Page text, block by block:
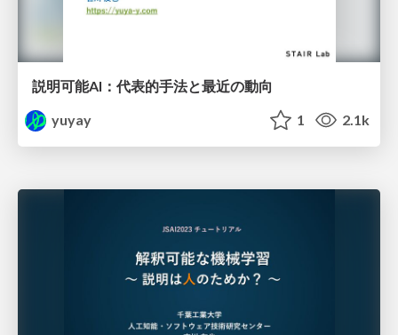
説明可能AI：代表的手法と最近の動向
yuyay
1 2.1k